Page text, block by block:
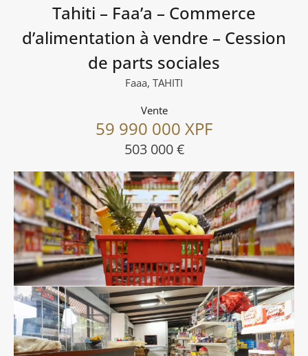
Tahiti – Faa’a – Commerce
d’alimentation à vendre – Cession
de parts sociales
Faaa, TAHITI
Vente
59 990 000 XPF
503 000 €